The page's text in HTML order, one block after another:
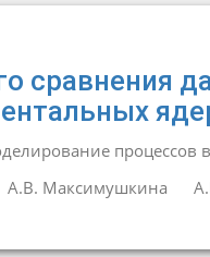
сравнения
процессов
А.В. Максимушкина